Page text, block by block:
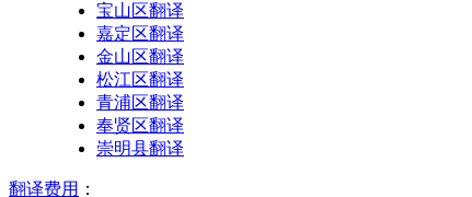
宝山区翻译
嘉定区翻译
金山区翻译
松江区翻译
青浦区翻译
奉贤区翻译
崇明县翻译
翻译费用 ：